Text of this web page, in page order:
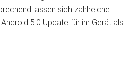
lassen sich zahlreiche
5.0 Update für ihr Gerät als